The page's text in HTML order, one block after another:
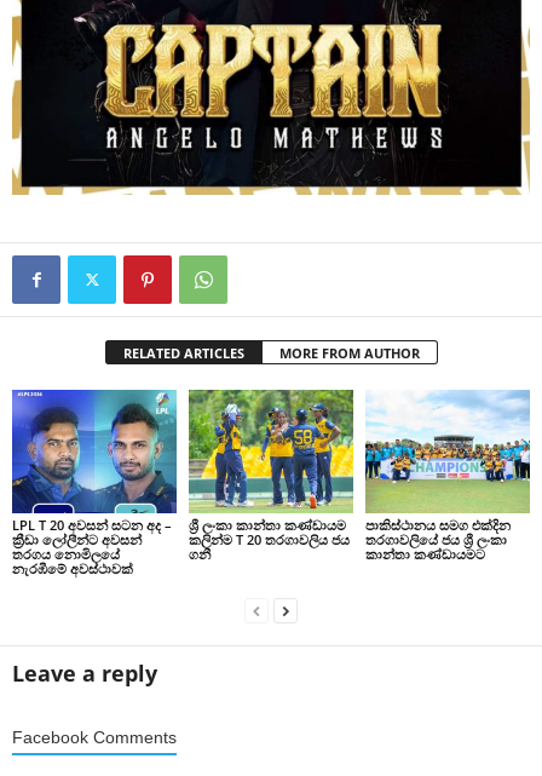
RELATED ARTICLES MORE FROM AUTHOR
LPL T 20 අවසන් සටන අද –
ක්‍රීඩා ලෝලීන්ට අවසන්
තරගය නොමිලයේ
නැරඹීමේ අවස්ථාවක්
ශ්‍රී ලංකා කාන්තා කණ්ඩායම
කලින්ම T 20 තරගාවලිය ජය
ගනී
පාකිස්ථානය සමග එක්දින
තරගාවලියේ ජය ශ්‍රී ලංකා
කාන්තා කණ්ඩායමට
Leave a reply
Facebook Comments